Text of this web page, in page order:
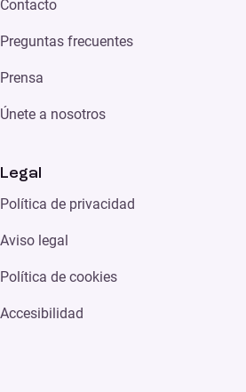
Contacto
Preguntas frecuentes
Prensa
Únete a nosotros
Legal
Política de privacidad
Aviso legal
Política de cookies
Accesibilidad